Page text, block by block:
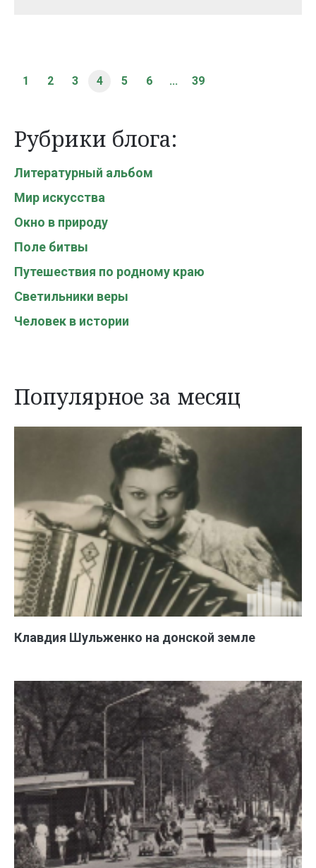
1 2 3 4 5 6 ... 39
Рубрики блога:
Литературный альбом
Мир искусства
Окно в природу
Поле битвы
Путешествия по родному краю
Светильники веры
Человек в истории
Популярное за месяц
Клавдия Шульженко на донской земле